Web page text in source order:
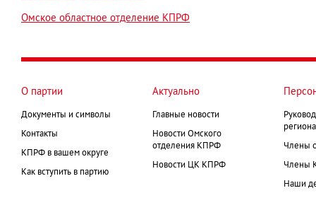
Омское областное отделение КПРФ
О партии
Документы и символы
Контакты
КПРФ в вашем округе
Как вступить в партию
Актуально
Главные новости
Новости Омского
отделения КПРФ
Новости ЦК КПРФ
Члены
Члены
Наши